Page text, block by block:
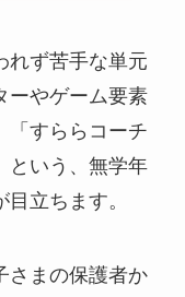
れず苦手な単元
ーやゲーム要素
「すららコーチ
という、無学年
立ちます。
さまの保護者か